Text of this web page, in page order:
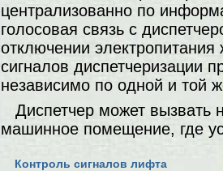
централизованно по
голосовая связь с
отключении
сигналов диспетчеризации
независимо по одной и той
Диспетчер может
машинное помещение, где
Контроль сигналов лифта